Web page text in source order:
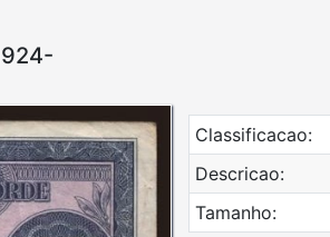
Classificacao:
Descricao:
Tamanho: